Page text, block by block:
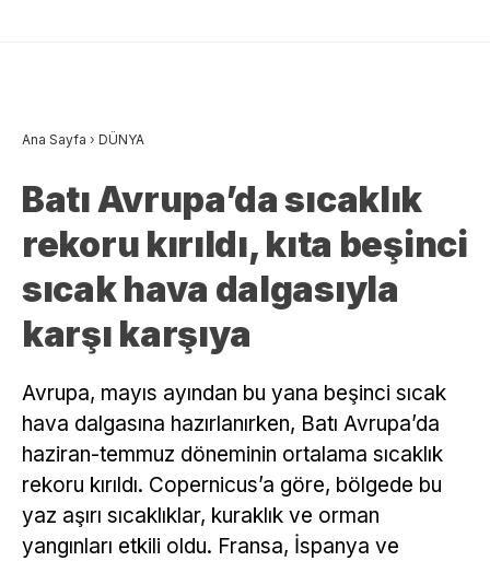
Ana Sayfa › DÜNYA
Batı Avrupa’da sıcaklık
rekoru kırıldı, kıta beşinci
sıcak hava dalgasıyla
karşı karşıya
Avrupa, mayıs ayından bu yana beşinci sıcak
hava dalgasına hazırlanırken, Batı Avrupa’da
haziran-temmuz döneminin ortalama sıcaklık
rekoru kırıldı. Copernicus’a göre, bölgede bu
yaz aşırı sıcaklıklar, kuraklık ve orman
yangınları etkili oldu. Fransa, İspanya ve